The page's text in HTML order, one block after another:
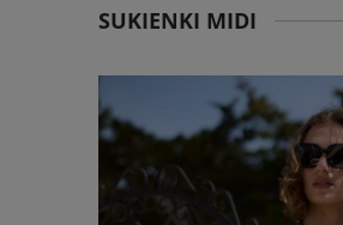
SUKIENKI MIDI